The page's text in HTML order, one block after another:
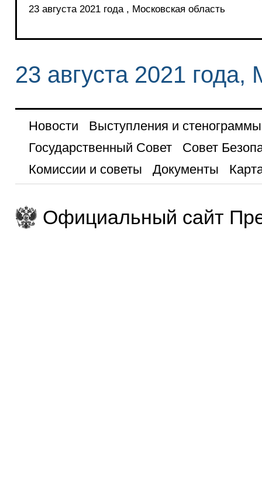
23 августа 2021 года , Московская область
23 августа 2021 года,
Новости
Выступления и стенограммы
Государственный Совет
Совет
Комиссии и советы
Документы
Официальный сайт